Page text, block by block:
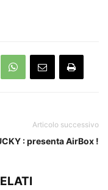
Articolo successivo
: presenta AirBox !